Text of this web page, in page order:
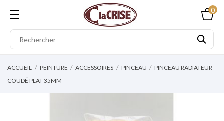
0
ACCUEIL PEINTURE ACCESSOIRES PINCEAU
PINCEAU RADIATEUR
COUDÉ PLAT 35MM